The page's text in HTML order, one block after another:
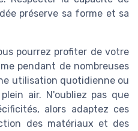
préserve sa forme et sa
pourrez profiter de votre
pendant de nombreuses
utilisation quotidienne ou
air. N'oubliez pas que
alors adaptez ces
des matériaux et des